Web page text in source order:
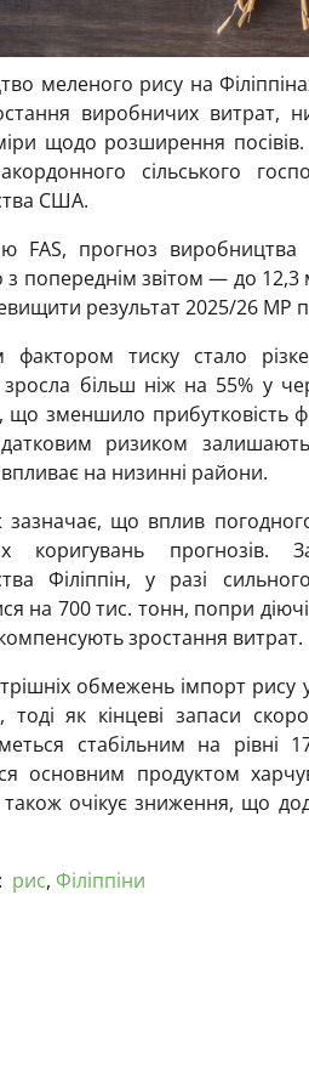
меленого рису на
виробничих витрат,
щодо розширення
сільського
США.
FAS, прогноз
з попереднім звітом — до
результат 2025/26 МР
фактором тиску стало
більш ніж на 55% у
що зменшило прибутковість
ризиком
на низинні райони.
зазначає, що вплив
коригувань прогнозів.
Філіппін, у разі
на 700 тис. тонн, попри
зростання витрат.
обмежень імпорт рису
тоді як кінцеві запаси
стабільним на рівні
основним продуктом
також очікує зниження, що
рис, Філіппіни